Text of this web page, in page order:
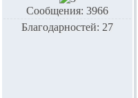
Сообщения: 3966
Благодарностей: 27